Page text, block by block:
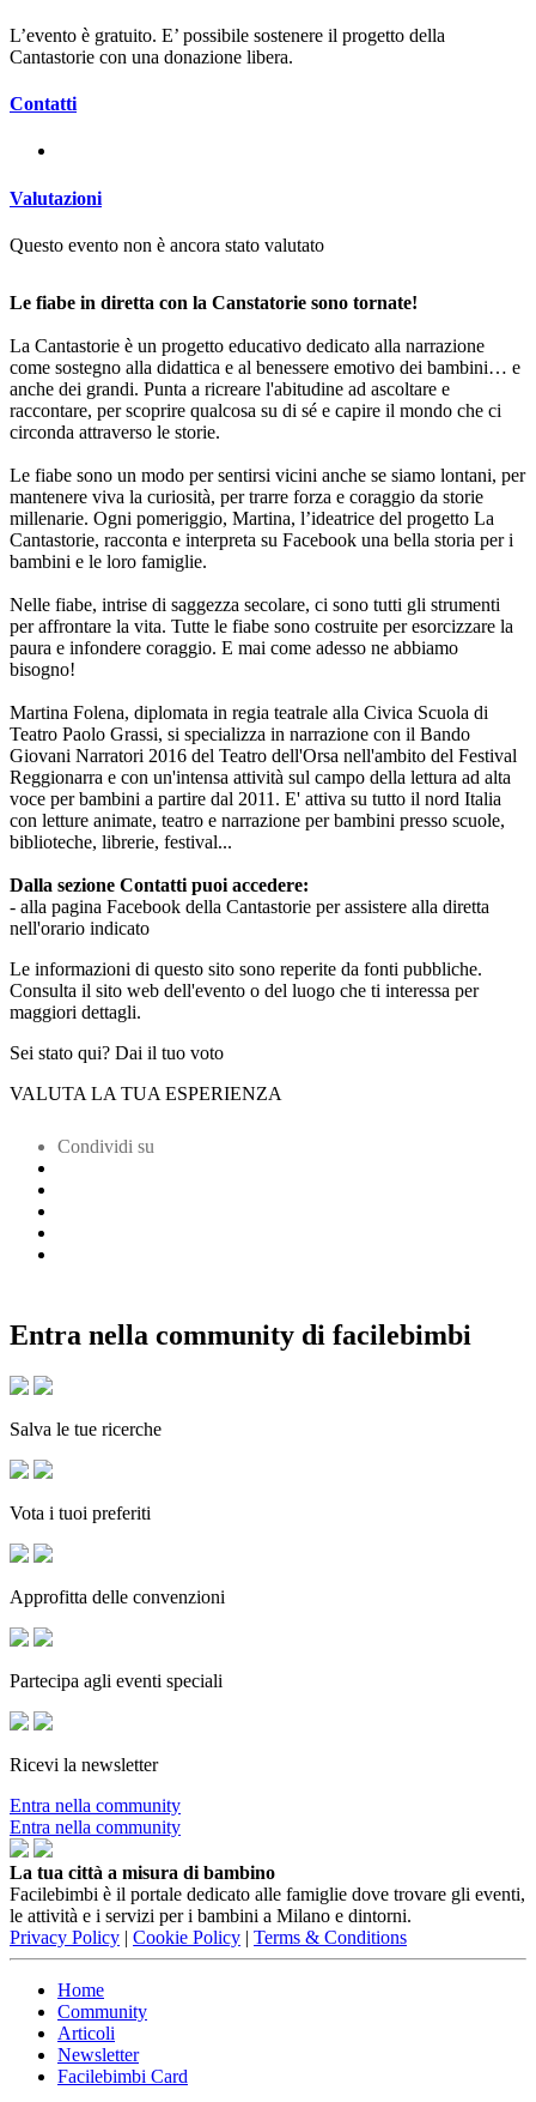
L’evento è gratuito. E’ possibile sostenere il progetto della
Cantastorie con una donazione libera.
Contatti
Valutazioni
Questo evento non è ancora stato valutato
Le fiabe in diretta con la Canstatorie sono tornate!
La Cantastorie è un progetto educativo dedicato alla narrazione
come sostegno alla didattica e al benessere emotivo dei bambini… e
anche dei grandi. Punta a ricreare l'abitudine ad ascoltare e
raccontare, per scoprire qualcosa su di sé e capire il mondo che ci
circonda attraverso le storie.
Le fiabe sono un modo per sentirsi vicini anche se siamo lontani, per
mantenere viva la curiosità, per trarre forza e coraggio da storie
millenarie. Ogni pomeriggio, Martina, l’ideatrice del progetto La
Cantastorie, racconta e interpreta su Facebook una bella storia per i
bambini e le loro famiglie.
Nelle fiabe, intrise di saggezza secolare, ci sono tutti gli strumenti
per affrontare la vita. Tutte le fiabe sono costruite per esorcizzare la
paura e infondere coraggio. E mai come adesso ne abbiamo
bisogno!
Martina Folena, diplomata in regia teatrale alla Civica Scuola di
Teatro Paolo Grassi, si specializza in narrazione con il Bando
Giovani Narratori 2016 del Teatro dell'Orsa nell'ambito del Festival
Reggionarra e con un'intensa attività sul campo della lettura ad alta
voce per bambini a partire dal 2011. E' attiva su tutto il nord Italia
con letture animate, teatro e narrazione per bambini presso scuole,
biblioteche, librerie, festival...
Dalla sezione Contatti puoi accedere:
- alla pagina Facebook della Cantastorie per assistere alla diretta
nell'orario indicato
Le informazioni di questo sito sono reperite da fonti pubbliche.
Consulta il sito web dell'evento o del luogo che ti interessa per
maggiori dettagli.
Sei stato qui? Dai il tuo voto
VALUTA LA TUA ESPERIENZA
Condividi su
Entra nella community di facilebimbi
Salva le tue ricerche
Vota i tuoi preferiti
Approfitta delle convenzioni
Partecipa agli eventi speciali
Ricevi la newsletter
Entra nella community
Entra nella community
La tua città a misura di bambino
Facilebimbi è il portale dedicato alle famiglie dove trovare gli eventi,
le attività e i servizi per i bambini a Milano e dintorni.
Privacy Policy | Cookie Policy | Terms & Conditions
Home
Community
Articoli
Newsletter
Facilebimbi Card